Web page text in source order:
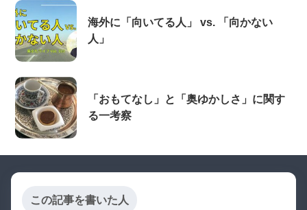
海外に「向いてる人」 vs. 「向かない
人」
「おもてなし」と「奥ゆかしさ」に関す
る一考察
この記事を書いた人